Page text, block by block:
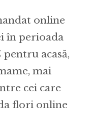
online
în perioada
pentru acasă,
mai
cei care
flori online